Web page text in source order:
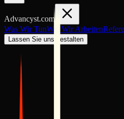
Advancyst.com
Was Wir TunWie Wir Arbeiten
Lassen Sie uns gestalten